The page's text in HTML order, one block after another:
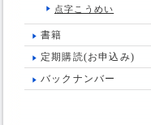
点字こうめい
書籍
定期購読(お申込み)
バックナンバー